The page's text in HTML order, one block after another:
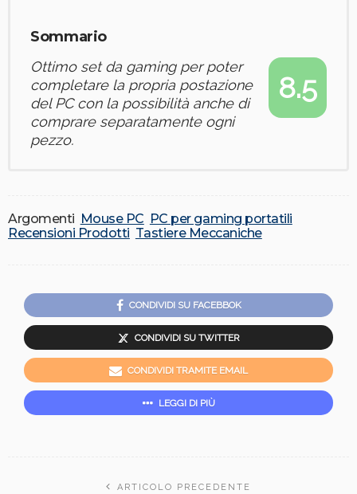
Sommario
8.5
Ottimo set da gaming per poter
completare la propria postazione
del PC con la possibilità anche di
comprare separatamente ogni
pezzo.
Argomenti Mouse PC PC per gaming portatili
Recensioni Prodotti Tastiere Meccaniche
CONDIVIDI SU FACEBBOK
CONDIVIDI SU TWITTER
CONDIVIDI TRAMITE EMAIL
LEGGI DI PIÙ
ARTICOLO PRECEDENTE